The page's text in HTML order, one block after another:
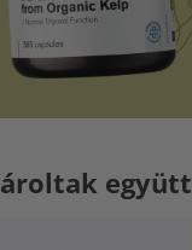
együtt